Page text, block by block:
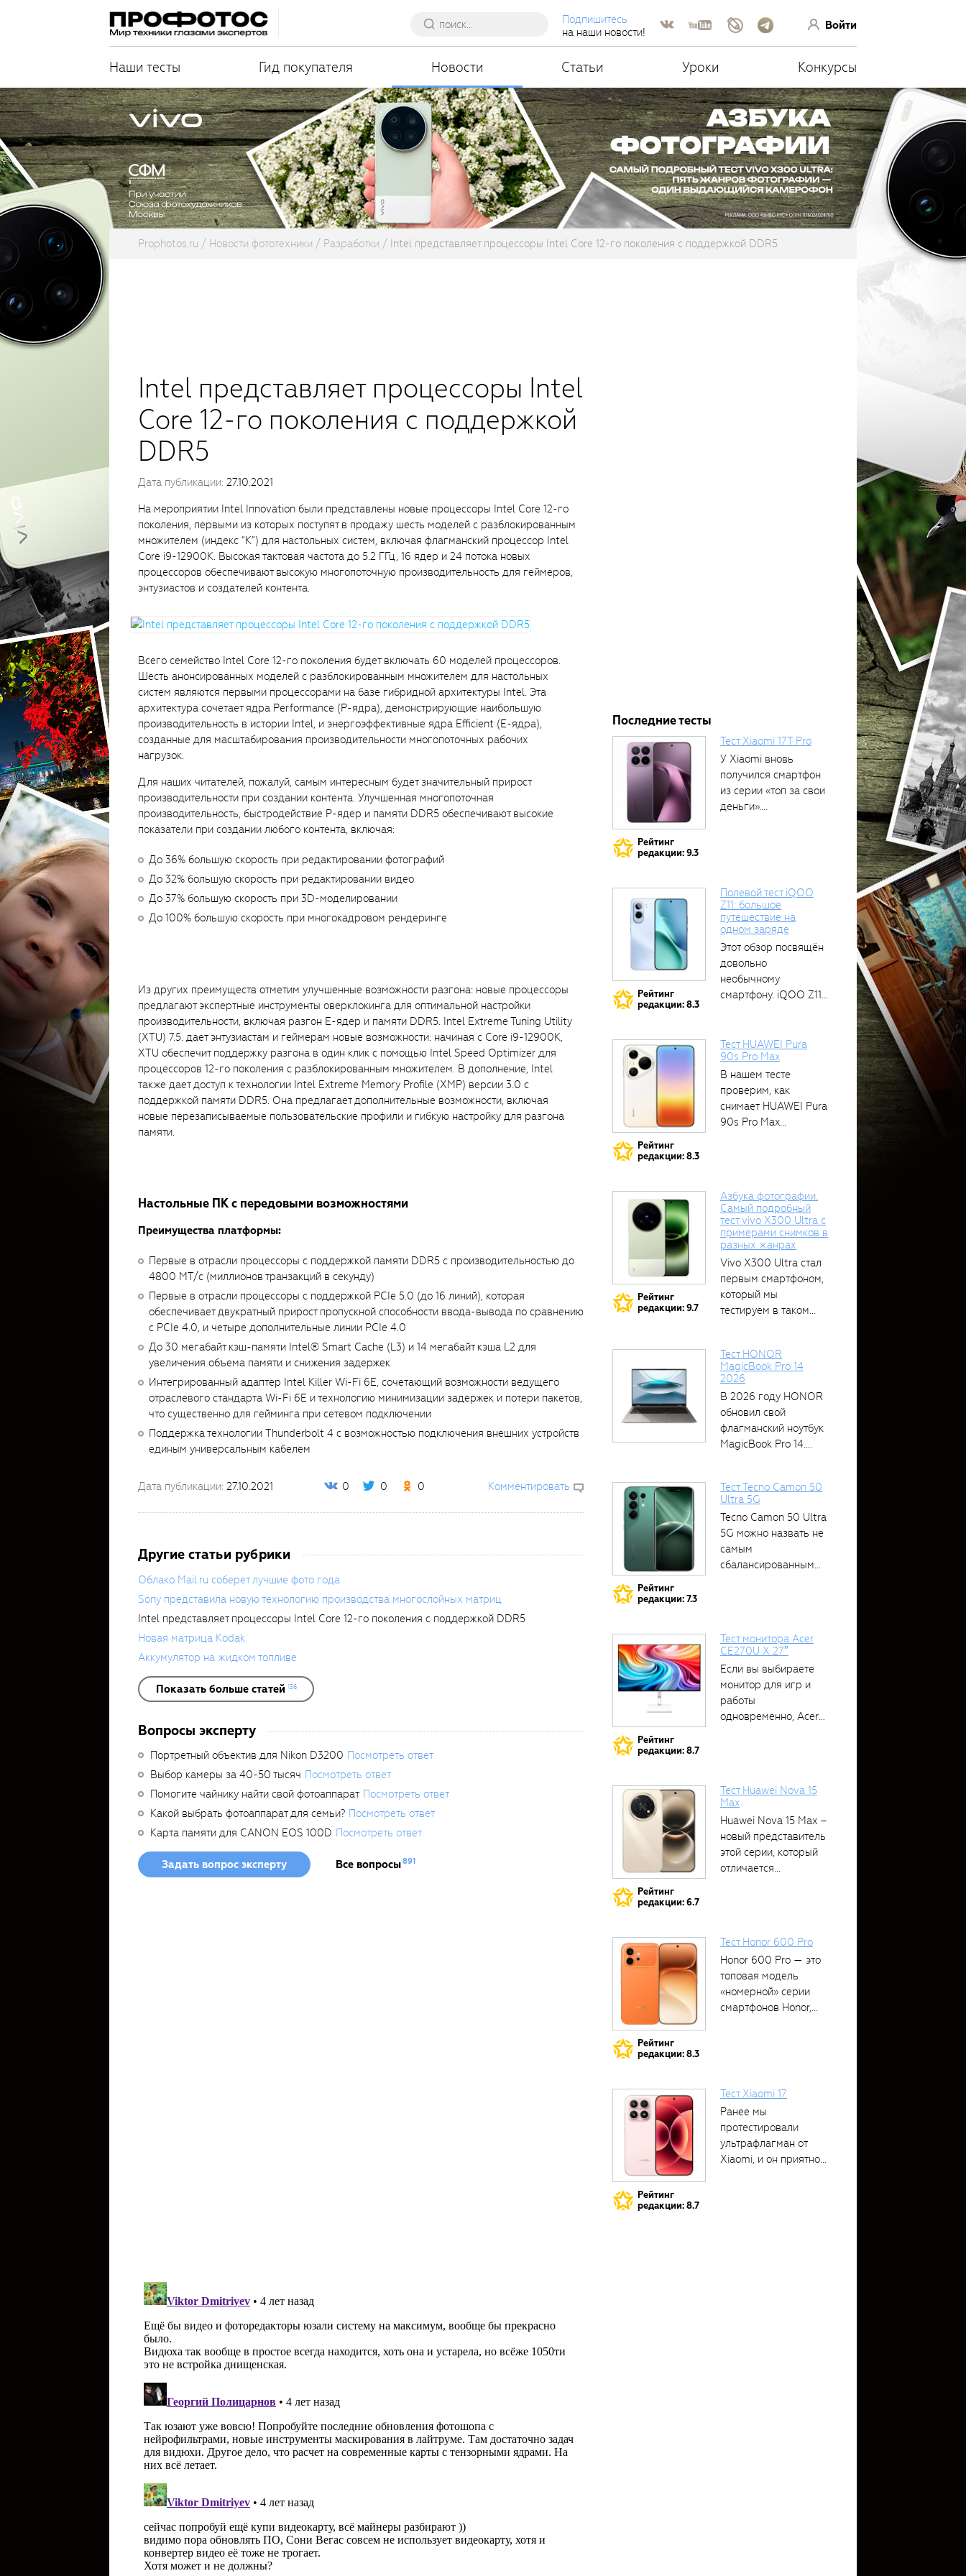
Подпишитесь
на наши новости!
Войти
Наши тесты Гид покупателя Новости Статьи Уроки Конкурсы
Prophotos.ru Новости фототехники Разработки Intel представляет процессоры Intel Core 12-го поколения с поддержкой DDR5
Intel представляет процессоры Intel
Core 12-го поколения с поддержкой
DDR5
Дата публикации: 27.10.2021
На мероприятии Intel Innovation были представлены новые процессоры Intel Core 12-го
поколения, первыми из которых поступят в продажу шесть моделей с разблокированным
множителем (индекс “K”) для настольных систем, включая флагманский процессор Intel
Core i9-12900K. Высокая тактовая частота до 5.2 ГГц, 16 ядер и 24 потока новых
процессоров обеспечивают высокую многопоточную производительность для геймеров,
энтузиастов и создателей контента.
Всего семейство Intel Core 12-го поколения будет включать 60 моделей процессоров.
Шесть анонсированных моделей с разблокированным множителем для настольных
систем являются первыми процессорами на базе гибридной архитектуры Intel. Эта
архитектура сочетает ядра Performance (P-ядра), демонстрирующие наибольшую
производительность в истории Intel, и энергоэффективные ядра Efficient (E-ядра),
созданные для масштабирования производительности многопоточных рабочих
нагрузок.
Для наших читателей, пожалуй, самым интересным будет значительный прирост
производительности при создании контента. Улучшенная многопоточная
производительность, быстродействие P-ядер и памяти DDR5 обеспечивают высокие
показатели при создании любого контента, включая:
До 36% большую скорость при редактировании фотографий
До 32% большую скорость при редактировании видео
До 37% большую скорость при 3D-моделировании
До 100% большую скорость при многокадровом рендеринге
Из других преимуществ отметим улучшенные возможности разгона: новые процессоры
предлагают экспертные инструменты оверклокинга для оптимальной настройки
производительности, включая разгон E-ядер и памяти DDR5. Intel Extreme Tuning Utility
(XTU) 7.5. дает энтузиастам и геймерам новые возможности: начиная с Core i9-12900K,
XTU обеспечит поддержку разгона в один клик с помощью Intel Speed Optimizer для
процессоров 12-го поколения с разблокированным множителем. В дополнение, Intel
также дает доступ к технологии Intel Extreme Memory Profile (XMP) версии 3.0 с
поддержкой памяти DDR5. Она предлагает дополнительные возможности, включая
новые перезаписываемые пользовательские профили и гибкую настройку для разгона
памяти.
Настольные ПК с передовыми возможностями
Преимущества платформы:
Первые в отрасли процессоры с поддержкой памяти DDR5 с производительностью до
4800 MT/с (миллионов транзакций в секунду)
Первые в отрасли процессоры с поддержкой PCIe 5.0 (до 16 линий), которая
обеспечивает двукратный прирост пропускной способности ввода-вывода по сравнению
с PCIe 4.0, и четыре дополнительные линии PCIe 4.0
До 30 мегабайт кэш-памяти Intel® Smart Cache (L3) и 14 мегабайт кэша L2 для
увеличения объема памяти и снижения задержек
Интегрированный адаптер Intel Killer Wi-Fi 6E, сочетающий возможности ведущего
отраслевого стандарта Wi-Fi 6E и технологию минимизации задержек и потери пакетов,
что существенно для гейминга при сетевом подключении
Поддержка технологии Thunderbolt 4 с возможностью подключения внешних устройств
единым универсальным кабелем
Дата публикации: 27.10.2021 0 0 0 Комментировать
Другие статьи рубрики
Облако Mail.ru соберет лучшие фото года
Sony представила новую технологию производства многослойных матриц
Intel представляет процессоры Intel Core 12-го поколения с поддержкой DDR5
Новая матрица Kodak
Аккумулятор на жидком топливе
Показать больше статей 136
Вопросы эксперту
Портретный объектив для Nikon D3200 Посмотреть ответ
Выбор камеры за 40-50 тысяч Посмотреть ответ
Помогите чайнику найти свой фотоаппарат Посмотреть ответ
Какой выбрать фотоаппарат для семьи? Посмотреть ответ
Карта памяти для CANON EOS 100D Посмотреть ответ
Задать вопрос эксперту Все вопросы891
Последние тесты
Рейтинг
редакции: 9.3
Тест Xiaomi 17T Pro
У Xiaomi вновь
получился смартфон
из серии «топ за свои
деньги»....
Рейтинг
редакции: 8.3
Полевой тест iQOO
Z11: большое
путешествие на
одном заряде
Этот обзор посвящён
довольно
необычному
смартфону. iQOO Z11
Рейтинг
редакции: 8.3
Тест HUAWEI Pura
90s Pro Max
В нашем тесте
проверим, как
снимает HUAWEI Pura
90s Pro Max...
Рейтинг
редакции: 9.7
Азбука фотографии.
Самый подробный
тест vivo X300 Ultra с
примерами снимков в
разных жанрах
Vivo X300 Ultra стал
первым смартфоном,
который мы
тестируем в таком...
Тест HONOR
MagicBook Pro 14
2026
В 2026 году HONOR
обновил свой
флагманский ноутбук
MagicBook Pro 14....
Рейтинг
редакции: 7.3
Тест Tecno Camon 50
Ultra 5G
Tecno Camon 50 Ultra
5G можно назвать не
самым
сбалансированным
Рейтинг
редакции: 8.7
Тест монитора Acer
CE270U X 27″
Если вы выбираете
монитор для игр и
работы
одновременно, Acer
Рейтинг
редакции: 6.7
Тест Huawei Nova 15
Max
Huawei Nova 15 Max –
новый представитель
этой серии, который
отличается...
Рейтинг
редакции: 8.3
Тест Honor 600 Pro
Honor 600 Pro — это
топовая модель
«номерной» серии
смартфонов Honor,...
Рейтинг
редакции: 8.7
Тест Xiaomi 17
Ранее мы
протестировали
ультрафлагман от
Xiaomi, и он приятно